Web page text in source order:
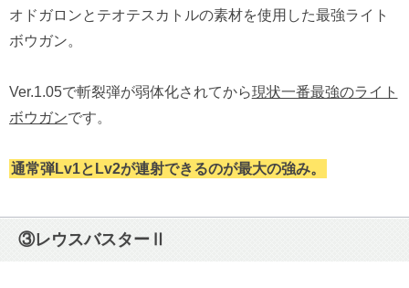
オドガロンとテオテスカトルの素材を使用した最強ライト
ボウガン。
Ver.1.05で斬裂弾が弱体化されてから現状一番最強のライト
ボウガンです。
通常弾Lv1とLv2が連射できるのが最大の強み。
③レウスバスターⅡ